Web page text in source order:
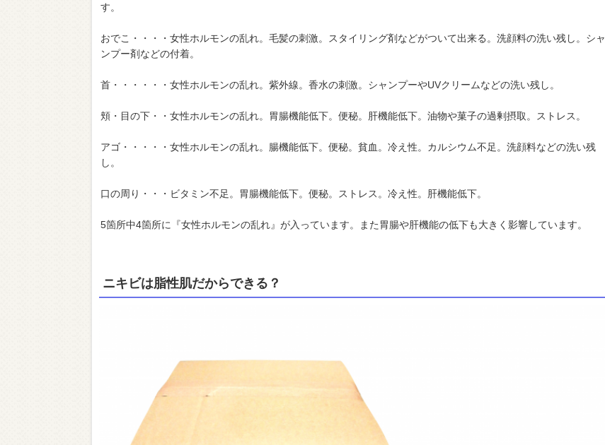
す。
おでこ・・・・女性ホルモンの乱れ。毛髪の刺激。スタイリング剤などがついて出来る。洗顔料の洗い残し。シャ
ンプー剤などの付着。
首・・・・・・女性ホルモンの乱れ。紫外線。香水の刺激。シャンプーやUVクリームなどの洗い残し。
頬・目の下・・女性ホルモンの乱れ。胃腸機能低下。便秘。肝機能低下。油物や菓子の過剰摂取。ストレス。
アゴ・・・・・女性ホルモンの乱れ。腸機能低下。便秘。貧血。冷え性。カルシウム不足。洗顔料などの洗い残
し。
口の周り・・・ビタミン不足。胃腸機能低下。便秘。ストレス。冷え性。肝機能低下。
5箇所中4箇所に『女性ホルモンの乱れ』が入っています。また胃腸や肝機能の低下も大きく影響しています。
ニキビは脂性肌だからできる？